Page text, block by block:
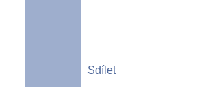
Sdílet